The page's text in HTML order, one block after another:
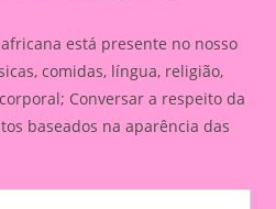
está presente no nosso
comidas, língua, religião,
Conversar a respeito da
baseados na aparência das